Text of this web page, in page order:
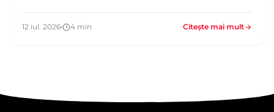
12 iul. 2026 4 min Citește mai mult